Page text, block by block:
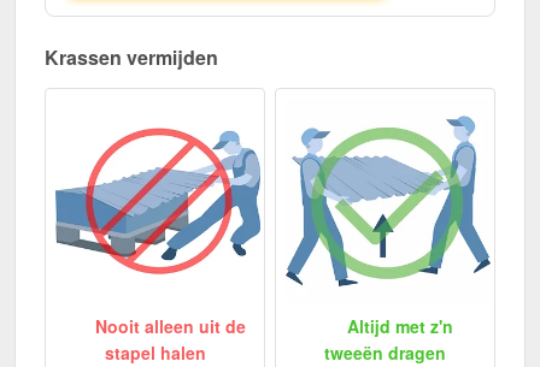
Krassen vermijden
Nooit alleen uit de
stapel halen
Altijd met z'n
tweeën dragen